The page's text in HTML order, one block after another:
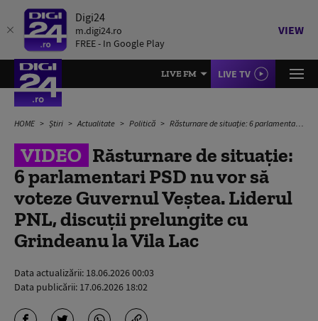
Digi24
m.digi24.ro
FREE - In Google Play
VIEW
LIVE FM LIVE TV
HOME Știri Actualitate Politică Răsturnare de situație: 6 parlamentari PSD nu vor să voteze Guvernul Veștea. Liderul PNL, discuții prelungite cu Grindeanu la Vila Lac
VIDEO Răsturnare de situație:
6 parlamentari PSD nu vor să
voteze Guvernul Veștea. Liderul
PNL, discuții prelungite cu
Grindeanu la Vila Lac
Data actualizării: 18.06.2026 00:03
Data publicării: 17.06.2026 18:02